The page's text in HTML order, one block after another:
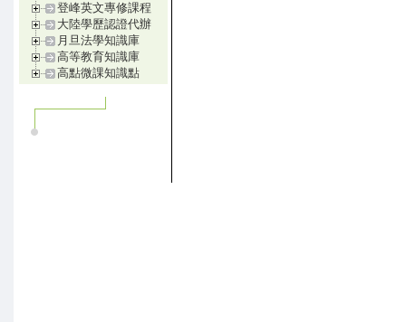
登峰英文專修課程
大陸學歷認證代辦
月旦法學知識庫
高等教育知識庫
高點微課知識點